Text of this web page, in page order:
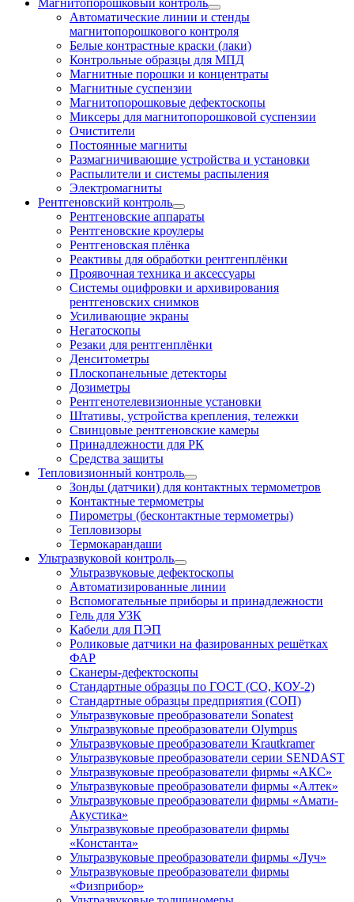
Магнитопорошковый контроль
Автоматические линии и стенды
магнитопорошкового контроля
Белые контрастные краски (лаки)
Контрольные образцы для МПД
Магнитные порошки и концентраты
Магнитные суспензии
Магнитопорошковые дефектоскопы
Миксеры для магнитопорошковой суспензии
Очистители
Постоянные магниты
Размагничивающие устройства и установки
Распылители и системы распыления
Электромагниты
Рентгеновский контроль
Рентгеновские аппараты
Рентгеновские кроулеры
Рентгеновская плёнка
Реактивы для обработки рентгенплёнки
Проявочная техника и аксессуары
Системы оцифровки и архивирования
рентгеновских снимков
Усиливающие экраны
Негатоскопы
Резаки для рентгенплёнки
Денситометры
Плоскопанельные детекторы
Дозиметры
Рентгенотелевизионные установки
Штативы, устройства крепления, тележки
Свинцовые рентгеновские камеры
Принадлежности для РК
Средства защиты
Тепловизионный контроль
Зонды (датчики) для контактных термометров
Контактные термометры
Пирометры (бесконтактные термометры)
Тепловизоры
Термокарандаши
Ультразвуковой контроль
Ультразвуковые дефектоскопы
Автоматизированные линии
Вспомогательные приборы и принадлежности
Гель для УЗК
Кабели для ПЭП
Роликовые датчики на фазированных решётках
ФАР
Сканеры-дефектоскопы
Стандартные образцы по ГОСТ (СО, КОУ-2)
Стандартные образцы предприятия (СОП)
Ультразвуковые преобразователи Sonatest
Ультразвуковые преобразователи Olympus
Ультразвуковые преобразователи Krautkramer
Ультразвуковые преобразователи серии SENDAST
Ультразвуковые преобразователи фирмы «АКС»
Ультразвуковые преобразователи фирмы «Алтек»
Ультразвуковые преобразователи фирмы «Амати-
Акустика»
Ультразвуковые преобразователи фирмы
«Константа»
Ультразвуковые преобразователи фирмы «Луч»
Ультразвуковые преобразователи фирмы
«Физприбор»